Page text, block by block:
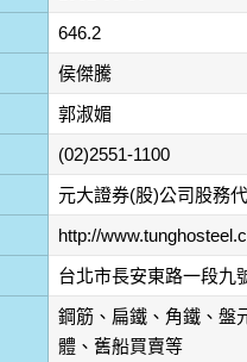
646.2
侯傑騰
郭淑媚
(02)2551-1100
元大證券(股)公司股務
http://
台北市長安東路一段九
鋼筋、扁鐵、角鐵、盤
體、舊船買賣等